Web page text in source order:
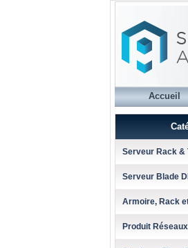
Accueil
Serveur Rack &
Serveur Blade
Armoire, Rack
Produit Réseaux